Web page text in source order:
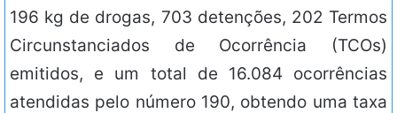
196 kg de drogas, 703 detenções, 202 Termos
Circunstanciados de Ocorrência (TCOs)
emitidos, e um total de 16.084 ocorrências
atendidas pelo número 190, obtendo uma taxa